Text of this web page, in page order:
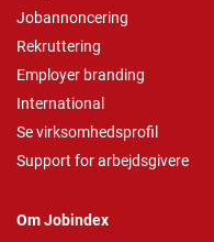
Jobannoncering
Rekruttering
Employer branding
International
Se virksomhedsprofil
Support for arbejdsgivere
Om Jobindex